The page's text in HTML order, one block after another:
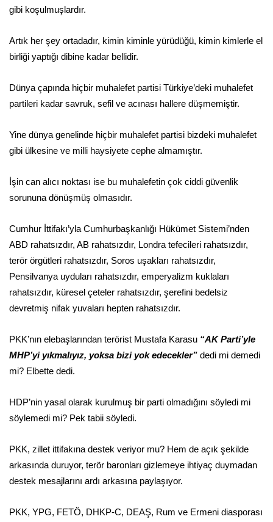
gibi koşulmuşlardır.
Artık her şey ortadadır, kimin kiminle yürüdüğü, kimin kimlerle el
birliği yaptığı dibine kadar bellidir.
Dünya çapında hiçbir muhalefet partisi Türkiye’deki muhalefet
partileri kadar savruk, sefil ve acınası hallere düşmemiştir.
Yine dünya genelinde hiçbir muhalefet partisi bizdeki muhalefet
gibi ülkesine ve milli haysiyete cephe almamıştır.
İşin can alıcı noktası ise bu muhalefetin çok ciddi güvenlik
sorununa dönüşmüş olmasıdır.
Cumhur İttifakı’yla Cumhurbaşkanlığı Hükümet Sistemi’nden
ABD rahatsızdır, AB rahatsızdır, Londra tefecileri rahatsızdır,
terör örgütleri rahatsızdır, Soros uşakları rahatsızdır,
Pensilvanya uyduları rahatsızdır, emperyalizm kuklaları
rahatsızdır, küresel çeteler rahatsızdır, şerefini bedelsiz
devretmiş nifak yuvaları hepten rahatsızdır.
PKK’nın elebaşlarından terörist Mustafa Karasu “AK Parti’yle
MHP’yi yıkmalıyız, yoksa bizi yok edecekler” dedi mi demedi
mi? Elbette dedi.
HDP’nin yasal olarak kurulmuş bir parti olmadığını söyledi mi
söylemedi mi? Pek tabii söyledi.
PKK, zillet ittifakına destek veriyor mu? Hem de açık şekilde
arkasında duruyor, terör baronları gizlemeye ihtiyaç duymadan
destek mesajlarını ardı arkasına paylaşıyor.
PKK, YPG, FETÖ, DHKP-C, DEAŞ, Rum ve Ermeni diasporası